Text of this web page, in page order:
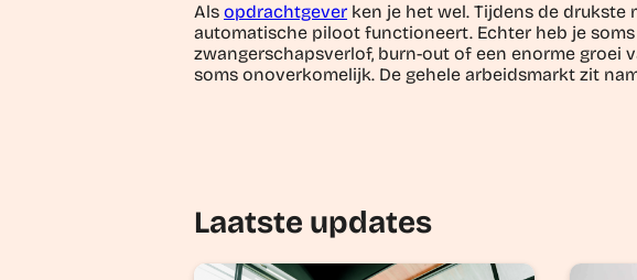
Als opdrachtgever ken je het wel. Tijdens de
automatische piloot functioneert. Echter heb je
zwangerschapsverlof, burn-out of een enorme groei
soms onoverkomelijk. De gehele arbeidsmarkt zit
Laatste updates